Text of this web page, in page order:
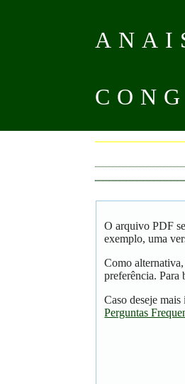
O arquivo PDF
exemplo, uma
Como
preferência.
Caso deseje
Perguntas